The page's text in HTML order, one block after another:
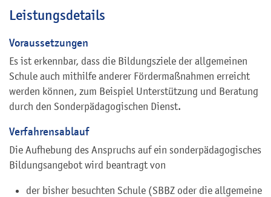
Leistungsdetails
Voraussetzungen
Es ist erkennbar, dass die Bildungsziele der allgemeinen
Schule auch mithilfe anderer Fördermaßnahmen erreicht
werden können, zum Beispiel Unterstützung und Beratung
durch den Sonderpädagogischen Dienst.
Verfahrensablauf
Die Aufhebung des Anspruchs auf ein sonderpädagogisches
Bildungsangebot wird beantragt von
der bisher besuchten Schule (SBBZ oder die allgemeine